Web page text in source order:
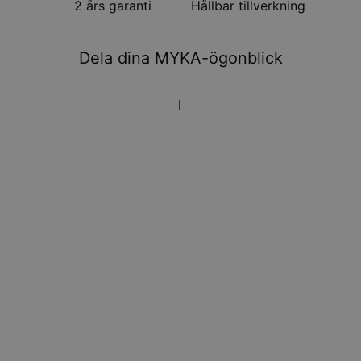
2 års garanti Hållbar tillverkning
Dela dina MYKA-ögonblick